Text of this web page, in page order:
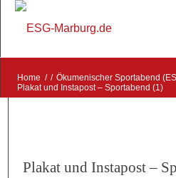
Home / / Ökumenischer Sportabend
Plakat und Instapost – Sportabend (1)
Plakat und Instapost –